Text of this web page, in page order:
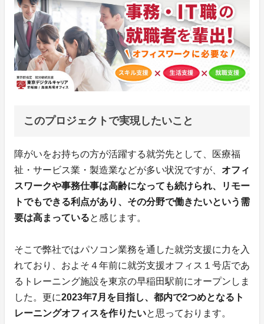
このプロジェクトで実現したいこと
障がいをお持ちの方が活躍する就労先として、医療福
祉・サービス業・製造業などが多い状況ですが、 オフィ
スワークや事務仕事は高齢になっても続けられ、リモー
トでもできる利点があり、その分野で働きたいという需
要は高まっていると感じます。
そこで弊社ではパソコン業務を通した就労支援に力を入
れており、およそ４年前に就労支援オフィス１号店であ
るトレーニング施設を東京の早稲田駅前にオープンしま
した。更に2023年7月を目指し、都内で2つめとなるト
レーニングオフィスを作りたいと思っております。